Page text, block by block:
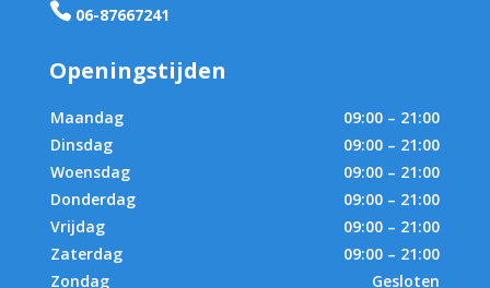
06-87667241
Openingstijden
Maandag
09:00 – 21:00
Dinsdag
09:00 – 21:00
Woensdag
09:00 – 21:00
Donderdag
09:00 – 21:00
Vrijdag
09:00 – 21:00
Zaterdag
09:00 – 21:00
Zondag
Gesloten